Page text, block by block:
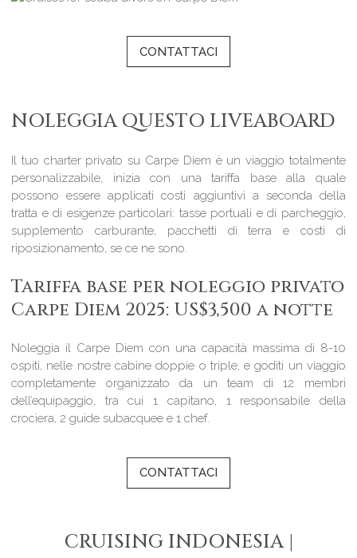
CONTATTACI
NOLEGGIA QUESTO LIVEABOARD
Il tuo charter privato su Carpe Diem è un viaggio totalmente
personalizzabile, inizia con una tariffa base alla quale
possono essere applicati costi aggiuntivi a seconda della
tratta e di esigenze particolari: tasse portuali e di parcheggio,
supplemento carburante, pacchetti di terra e costi di
riposizionamento, se ce ne sono.
Tariffa base per noleggio privato
Carpe Diem 2025: US$3,500 a notte
Noleggia il Carpe Diem con una capacità massima di 8-10
ospiti, nelle nostre cabine doppie o triple, e goditi un viaggio
completamente organizzato da un team di 12 membri
dell’equipaggio, tra cui 1 capitano, 1 responsabile della
crociera, 2 guide subacquee e 1 chef.
CONTATTACI
CRUISING INDONESIA |